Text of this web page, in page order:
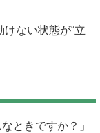
ない状態が“立
ときですか？」